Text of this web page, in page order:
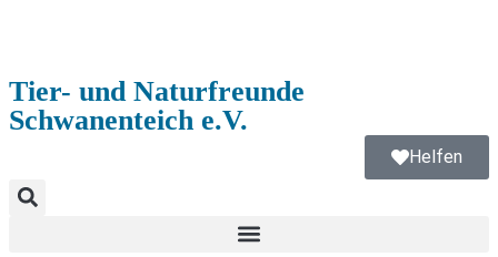
Tier- und Naturfreunde
Schwanenteich e.V.
Helfen